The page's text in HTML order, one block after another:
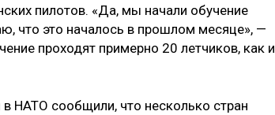
пилотов. «Да, мы начали обучение
что это началось в прошлом месяце», —
проходят примерно 20 летчиков, как и
в НАТО сообщили, что несколько стран